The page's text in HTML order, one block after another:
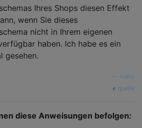
Ihres Shops diesen Effekt
wenn Sie dieses
nicht in Ihrem eigenen
haben. Ich habe es ein
gesehen.
ivanji
quelle
diese Anweisungen befolgen: